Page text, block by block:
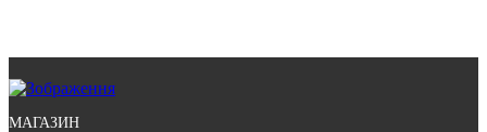
МАГАЗИН